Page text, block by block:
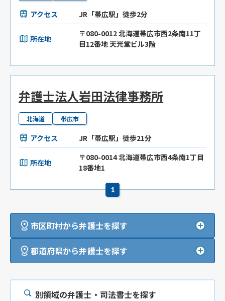
アクセス JR「帯広駅」徒歩2分
所在地
〒080-0012 北海道帯広市西2条南11丁
目12番地 天光堂ビル3階
弁護士法人岩田法律事務所
北海道 帯広市
アクセス JR「帯広駅」徒歩21分
所在地
〒080-0014 北海道帯広市西4条南1丁目
18番地1
1
市区町村から弁護士を探す
都道府県から弁護士を探す
別領域の弁護士・司法書士を探す